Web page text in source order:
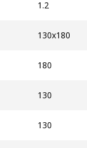
1.2
130x180
180
130
130